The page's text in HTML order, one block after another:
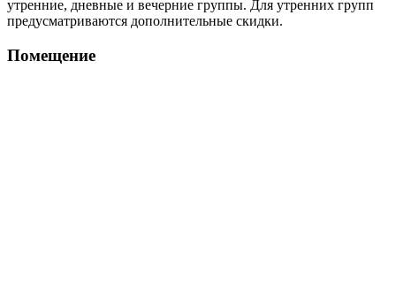
утренние, дневные и вечерние группы. Для утренних групп
предусматриваются дополнительные скидки.
Помещение